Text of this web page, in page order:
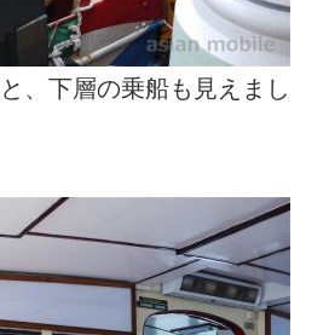
、下層の乗船も見えまし